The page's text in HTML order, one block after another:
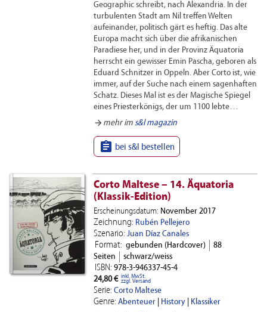
Geographic schreibt, nach Alexandria. In der
turbulenten Stadt am Nil treffen Welten
aufeinander, politisch gärt es heftig. Das alte
Europa macht sich über die afrikanischen
Paradiese her, und in der Provinz Äquatoria
herrscht ein gewisser Emin Pascha, geboren als
Eduard Schnitzer in Oppeln. Aber Corto ist, wie
immer, auf der Suche nach einem sagenhaften
Schatz. Dieses Mal ist es der Magische Spiegel
eines Priesterkönigs, der um 1100 lebte…
arrow_forward mehr im s&l magazin
 bei s&l bestellen
Corto Maltese – 14. Äquatoria
(Klassik-Edition)
Erscheinungsdatum: November 2017
Zeichnung: Rubén Pellejero
Szenario: Juan Díaz Canales
Format: gebunden (Hardcover)
88
Seiten
schwarz/weiss
ISBN: 978-3-946337-45-4
24,80 € inkl. MwSt.
zzgl. Versand
Serie: Corto Maltese
Genre: Abenteuer| History| Klassiker